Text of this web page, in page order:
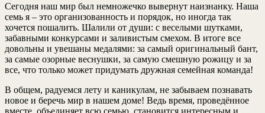
Сегодня наш мир был немножечко вывернут наизнанку. Наша
семь я – это организованность и порядок, но иногда так
хочется пошалить. Шалили от души: с веселыми шутками,
забавными конкурсами и заливистым смехом. В итоге все
довольны и увешаны медалями: за самый оригинальный бант,
за самые озорные веснушки, за самую смешную рожицу и за
все, что только может придумать дружная семейная команда!
В общем, радуемся лету и каникулам, не забываем познавать
новое и беречь мир в нашем доме! Ведь время, проведённое
вместе, объединяет всю семью, становится интересным и